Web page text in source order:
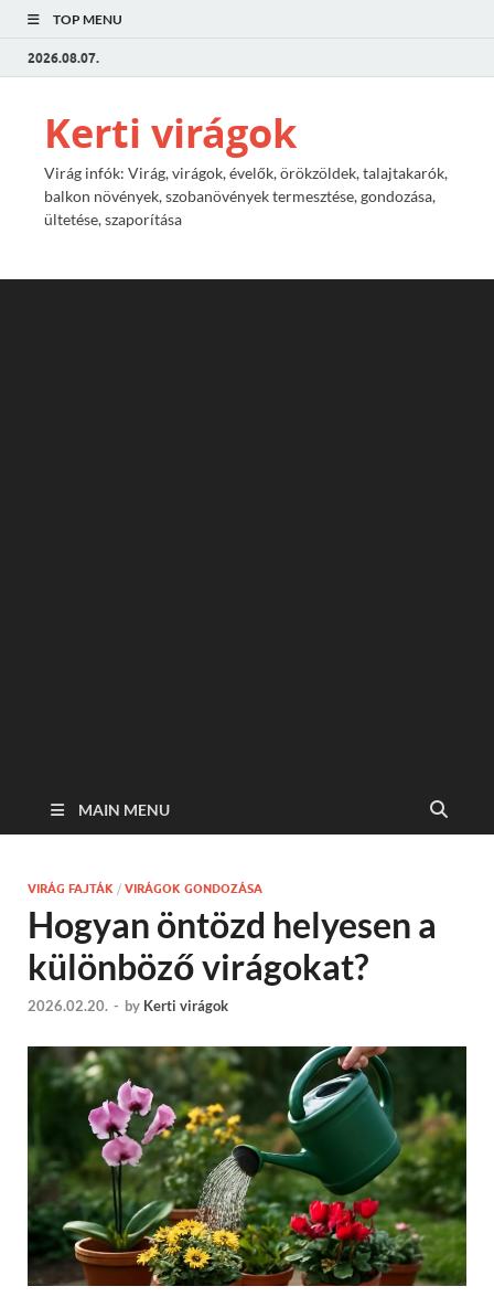
TOP MENU
2026.08.07.
Kerti virágok
Virág infók: Virág, virágok, évelők, örökzöldek, talajtakarók,
balkon növények, szobanövények termesztése, gondozása,
ültetése, szaporítása
MAIN MENU
VIRÁG FAJTÁK / VIRÁGOK GONDOZÁSA
Hogyan öntözd helyesen a
különböző virágokat?
2026.02.20. - by Kerti virágok